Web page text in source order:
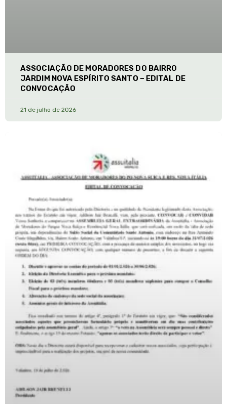
ASSOCIAÇÃO DE MORADORES DO BAIRRO
JARDIM NOVA ESPÍRITO SANTO – EDITAL DE
CONVOCAÇÃO
21 de julho de 2026